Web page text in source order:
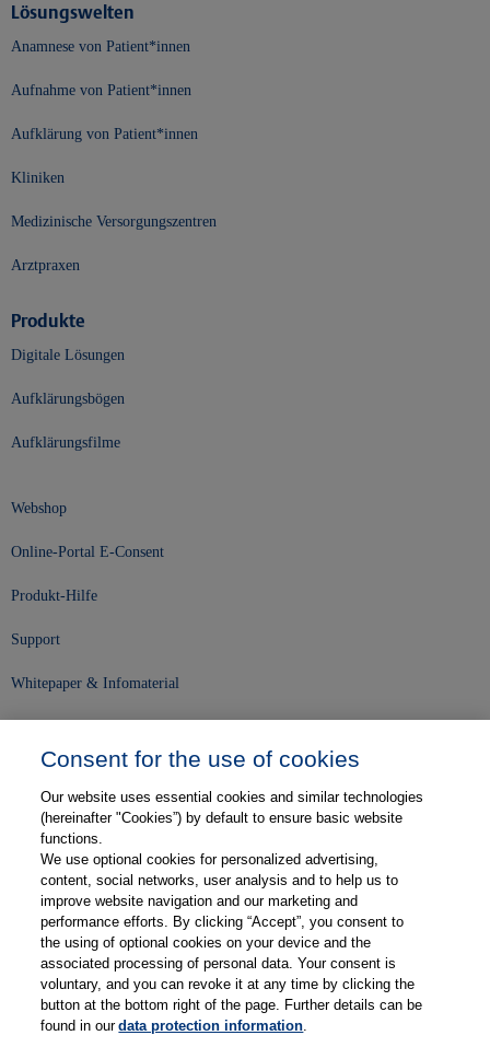
Lösungswelten
Anamnese von Patient*innen
Aufnahme von Patient*innen
Aufklärung von Patient*innen
Kliniken
Medizinische Versorgungszentren
Arztpraxen
Produkte
Digitale Lösungen
Aufklärungsbögen
Aufklärungsfilme
Webshop
Online-Portal E-Consent
Produkt-Hilfe
Support
Whitepaper & Infomaterial
Karriere
Kontakt
Web-Semniare
Anwenderberichte
Partner
Consent for the use of cookies
Our website uses essential cookies and similar technologies
(hereinafter "Cookies”) by default to ensure basic website
functions.
We use optional cookies for personalized advertising,
content, social networks, user analysis and to help us to
improve website navigation and our marketing and
performance efforts. By clicking “Accept”, you consent to
the using of optional cookies on your device and the
associated processing of personal data. Your consent is
voluntary, and you can revoke it at any time by clicking the
button at the bottom right of the page. Further details can be
found in ourdata protection information.